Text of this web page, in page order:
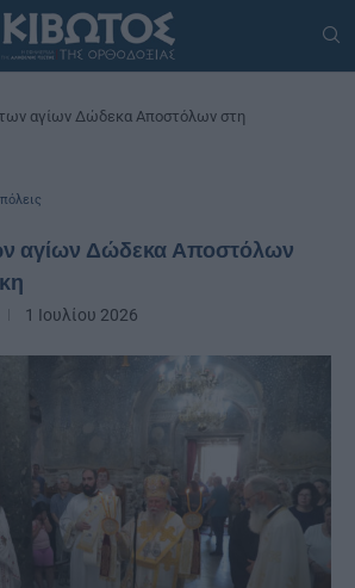
αγίων Δώδεκα Αποστόλων στη
αγίων Δώδεκα Αποστόλων
1 Ιουλίου 2026